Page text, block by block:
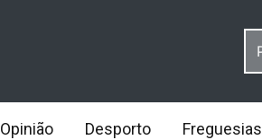
Opinião Desporto Freguesias